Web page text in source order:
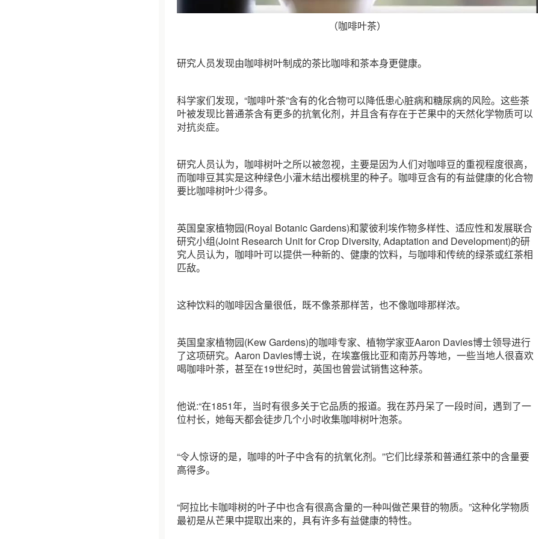
（咖啡叶茶）
研究人员发现由咖啡树叶制成的茶比咖啡和茶本身更健康。
科学家们发现，“咖啡叶茶”含有的化合物可以降低患心脏病和糖尿病的风险。这些茶
叶被发现比普通茶含有更多的抗氧化剂，并且含有存在于芒果中的天然化学物质可以
对抗炎症。
研究人员认为，咖啡树叶之所以被忽视，主要是因为人们对咖啡豆的重视程度很高，
而咖啡豆其实是这种绿色小灌木结出樱桃里的种子。咖啡豆含有的有益健康的化合物
要比咖啡树叶少得多。
英国皇家植物园(Royal Botanic Gardens)和蒙彼利埃作物多样性、适应性和发展联合
研究小组(Joint Research Unit for Crop Diversity, Adaptation and Development)的研
究人员认为，咖啡叶可以提供一种新的、健康的饮料，与咖啡和传统的绿茶或红茶相
匹敌。
这种饮料的咖啡因含量很低，既不像茶那样苦，也不像咖啡那样浓。
英国皇家植物园(Kew Gardens)的咖啡专家、植物学家亚Aaron Davies博士领导进行
了这项研究。Aaron Davies博士说，在埃塞俄比亚和南苏丹等地，一些当地人很喜欢
喝咖啡叶茶，甚至在19世纪时，英国也曾尝试销售这种茶。
他说:“在1851年，当时有很多关于它品质的报道。我在苏丹呆了一段时间，遇到了一
位村长，她每天都会徒步几个小时收集咖啡树叶泡茶。
“令人惊讶的是，咖啡的叶子中含有的抗氧化剂。”它们比绿茶和普通红茶中的含量要
高得多。
“阿拉比卡咖啡树的叶子中也含有很高含量的一种叫做芒果苷的物质。”这种化学物质
最初是从芒果中提取出来的，具有许多有益健康的特性。